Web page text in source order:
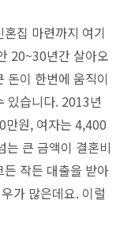
집 마련까지 여기
20~30년간 살아오
돈이 한번에 움직이
있습니다. 2013년
만원, 여자는 4,400
는 큰 금액이 결혼비
작든 대출을 받아
가 많은데요. 이럴